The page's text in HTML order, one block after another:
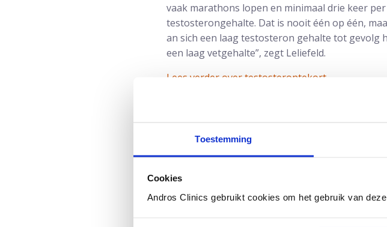
Toestemming
Cookies
Andros Clinics gebruikt cookies om het gebruik van
vaak marathons lopen en minimaal drie keer
testosterongehalte. Dat is nooit één op één,
an sich een laag testosteron gehalte tot gevolg
een laag vetgehalte”, zegt Leliefeld.
Lees verder over testosterontekort
Topsport kan een stressvolle aangelegenheid
“Het humeur zal ook verslechteren, omdat er
er sprake van een vicieuze cirkel.